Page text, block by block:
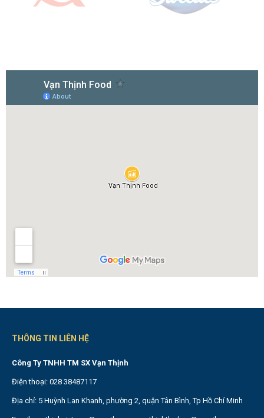
THÔNG TIN LIÊN HỆ
Công Ty TNHH TM SX Vạn Thịnh
Điện thoại: 028 38487117
Địa chỉ: 5 Huỳnh Lan Khanh, phường 2, quận Tân Bình, Tp Hồ Chí Minh